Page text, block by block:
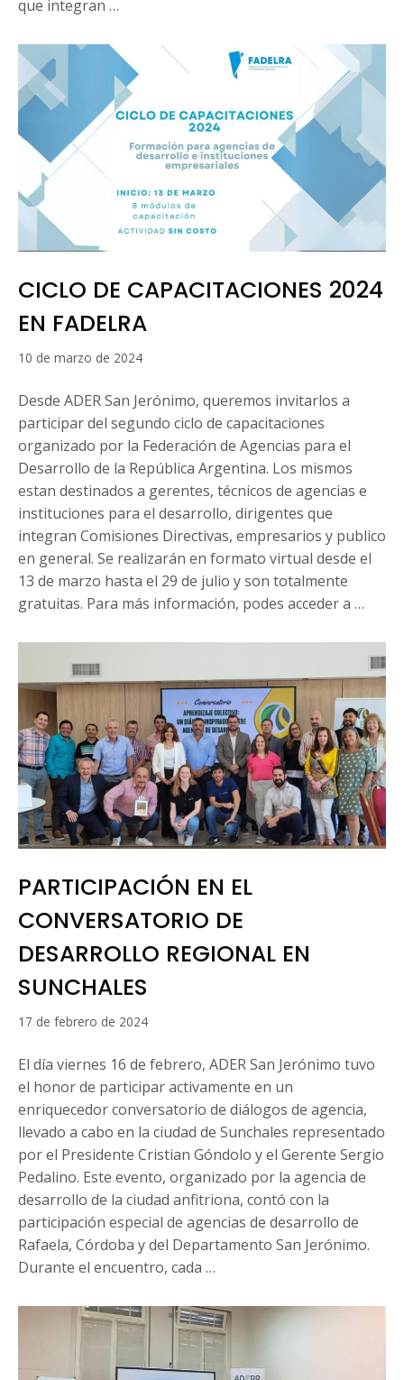
que integran …
CICLO DE CAPACITACIONES 2024
EN FADELRA
10 de marzo de 202416
marzo
de
2024
Desde ADER San Jerónimo, queremos invitarlos a
participar del segundo ciclo de capacitaciones
organizado por la Federación de Agencias para el
Desarrollo de la República Argentina. Los mismos
estan destinados a gerentes, técnicos de agencias e
instituciones para el desarrollo, dirigentes que
integran Comisiones Directivas, empresarios y publico
en general. Se realizarán en formato virtual desde el
13 de marzo hasta el 29 de julio y son totalmente
gratuitas. Para más información, podes acceder a …
PARTICIPACIÓN EN EL
CONVERSATORIO DE
DESARROLLO REGIONAL EN
SUNCHALES
17 de febrero de 202416
marzo
de
2024
El día viernes 16 de febrero, ADER San Jerónimo tuvo
el honor de participar activamente en un
enriquecedor conversatorio de diálogos de agencia,
llevado a cabo en la ciudad de Sunchales representado
por el Presidente Cristian Góndolo y el Gerente Sergio
Pedalino. Este evento, organizado por la agencia de
desarrollo de la ciudad anfitriona, contó con la
participación especial de agencias de desarrollo de
Rafaela, Córdoba y del Departamento San Jerónimo.
Durante el encuentro, cada …